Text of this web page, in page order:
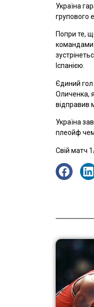
Україна
групового
Попри те,
командами
Іспанією.
Єдиний гол
Оличенка,
відправив
Україна
плеойф
Свій матч